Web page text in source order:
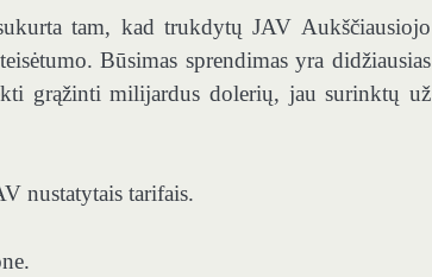
tam, kad trukdytų JAV Aukščiausiojo
Būsimas sprendimas yra didžiausias
grąžinti milijardus dolerių, jau surinktų už
nustatytais tarifais.